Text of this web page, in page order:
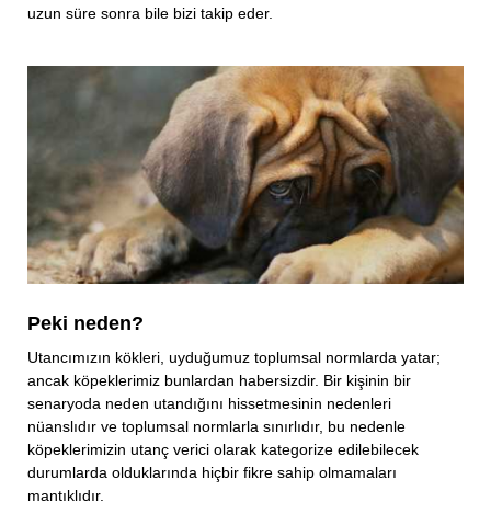
uzun süre sonra bile bizi takip eder.
Peki neden?
Utancımızın kökleri, uyduğumuz toplumsal normlarda yatar;
ancak köpeklerimiz bunlardan habersizdir. Bir kişinin bir
senaryoda neden utandığını hissetmesinin nedenleri
nüanslıdır ve toplumsal normlarla sınırlıdır, bu nedenle
köpeklerimizin utanç verici olarak kategorize edilebilecek
durumlarda olduklarında hiçbir fikre sahip olmamaları
mantıklıdır.